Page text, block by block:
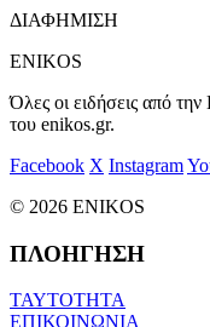
ΔΙΑΦΗΜΙΣΗ
ENIKOS
Όλες οι ειδήσεις από
του enikos.gr.
Facebook X Instagram
© 2026 ENIKOS
ΠΛΟΗΓΗΣΗ
ΤΑΥΤΟΤΗΤΑ
ΕΠΙΚΟΙΝΩΝΙΑ